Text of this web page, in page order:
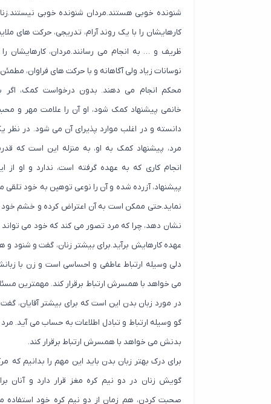
شنونده خوبی هستند.مردان شنونده خوبی
کارهایشان را با یک روند آرام، تدریجی، حرکت های
ظریف و … به انجام می رسانند.مردان، کارهایشان را
نوسانات زیاد ولی آگاهانه و با حرکت های فراوان،
محکم انجام می دهند. بدون درخواست کمک، اگر
خانمی پیشنهاد کمک شود، او آن را علامت مهر و
دانسته و در اغلب موارد پذیرای آن می شود. در نظر
مرد، پیشنهاد کمک به او، به منزله این است که
انجام کاری که به عهده گرفته است، ندارد و او از
پیشنهاد، آزرده شده و آن را نوعی توهین به خود تلقی
نماید.حتی ممکن است به آن اعتراض کرده و خشم خود
نشان دهد، چرا که مرد تصور می کند که خود می تواند
عهده کارهایش برآید.برای بیشتر زنان، گفت و شنود و
دلی وسیله ارتباط عاطفی و احساسی است و زن با
می خواهد با همسرش ارتباط برقرار کند. مهمترین
در مورد زبان بدن این است که برای بیشتر آقایان،
گو وسیله ارتباط و تبادل اطلاعات به حساب می آید. مرد
بدنش می خواهد با همسرش ارتباط برقرار کند.
برای درک بهتر زبان بدن باید این مهم را بدانیم که
گویش زنان در دو نیم کره مغز قرار دارد و آنان
صحبت کردن، هم زمان از دو نیم کره خود استفاده